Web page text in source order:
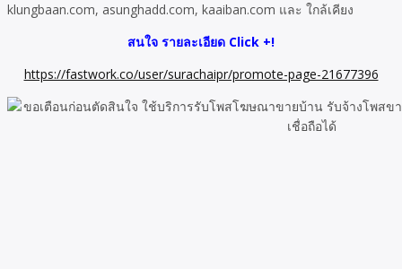
klungbaan.com, asunghadd.com, kaaiban.com และ ใกล้เคียง
สนใจ รายละเอียด Click +!
https://fastwork.co/user/surachaipr/promote-page-21677396